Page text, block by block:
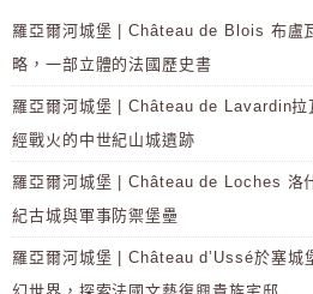
羅亞爾河城堡 | Château de Blois 布盧
略，一部立體的法國歷史書
羅亞爾河城堡 | Château de Lavardin
經戰火的中世紀山城遺跡
羅亞爾河城堡 | Château de Loches 洛
紀古城與軍事防禦堡壘
羅亞爾河城堡 | Château d’Ussé於塞城